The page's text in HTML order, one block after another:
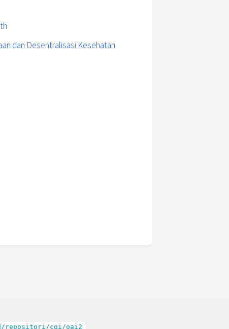
dan Desentralisasi Kesehatan
repositori/cgi/oai2